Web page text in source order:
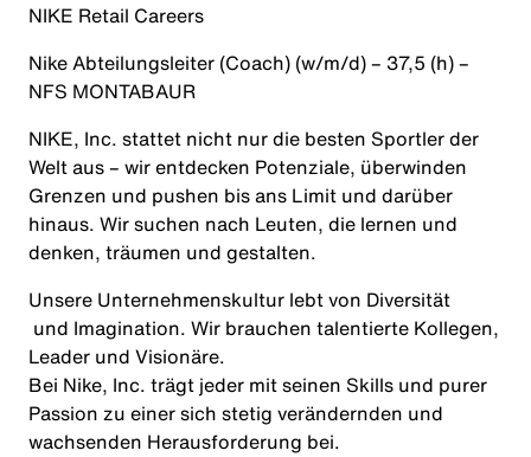
NIKE Retail Careers
NikeAbteilungsleiter (Coach) (w/m/d)– 37,5 (h)–
NFS MONTABAUR
NIKE, Inc. stattet nicht nur die besten Sportler der
Welt aus – wir entdecken Potenziale, überwinden
Grenzen und pushen bis ans Limit und darüber
hinaus. Wir suchen nach Leuten, die lernen und
denken, träumen und gestalten.
Unsere Unternehmenskultur lebt von Diversität
und Imagination. Wir brauchen talentierte Kollegen,
Leader und Visionäre.
Bei Nike, Inc. trägt jeder mit seinen Skills und purer
Passion zu einer sich stetig verändernden und
wachsenden Herausforderung bei.